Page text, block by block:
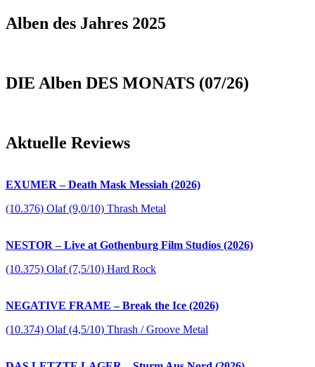
Alben des Jahres 2025
DIE Alben DES MONATS (07/26)
Aktuelle Reviews
EXUMER – Death Mask Messiah (2026)
(10.376) Olaf (9,0/10) Thrash Metal
NESTOR – Live at Gothenburg Film Studios (2026)
(10.375) Olaf (7,5/10) Hard Rock
NEGATIVE FRAME – Break the Ice (2026)
(10.374) Olaf (4,5/10) Thrash / Groove Metal